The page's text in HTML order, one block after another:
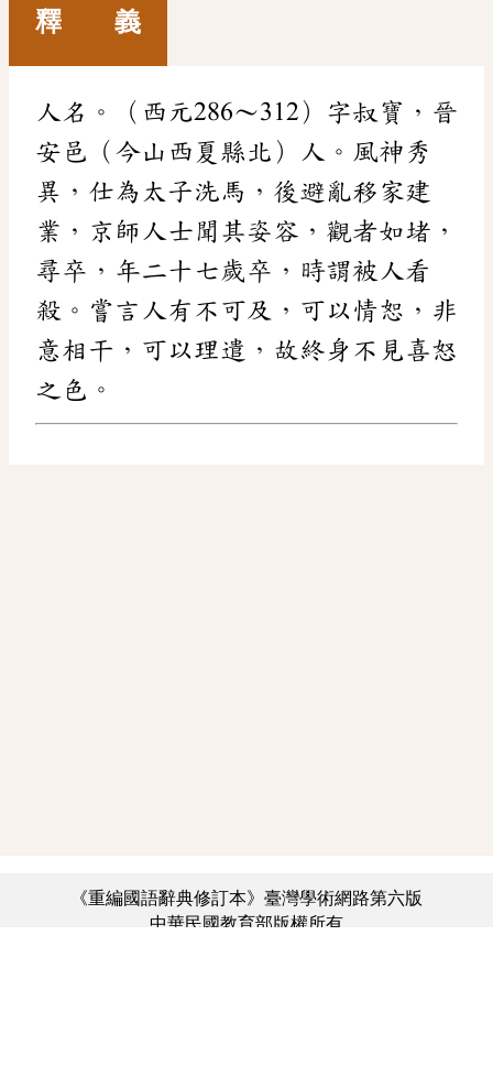
釋 義
人名。（西元286～312）字叔寶，晉
安邑（今山西夏縣北）人。風神秀
異，仕為太子洗馬，後避亂移家建
業，京師人士聞其姿容，觀者如堵，
尋卒，年二十七歲卒，時謂被人看
殺。嘗言人有不可及，可以情恕，非
意相干，可以理遣，故終身不見喜怒
之色。
《重編國語辭典修訂本》臺灣學術網路第六版
中華民國教育部版權所有